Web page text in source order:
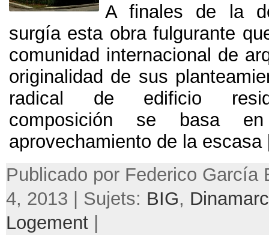
A finales de la
surgía esta obra fulgurante
comunidad internacional de
originalidad de sus
radical de edificio
composición se basa
aprovechamiento de la escasa
Publicado por Federico García
4, 2013 | Sujets: BIG,
Logement